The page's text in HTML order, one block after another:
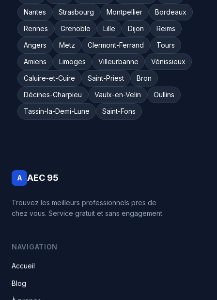
Nantes
Strasbourg Montpellier
Bordeaux
Rennes
Grenoble Lille Dijon
Reims
Angers
Metz Clermont-Ferrand
Tours
Amiens
Limoges Villeurbanne
Vénissieux
Caluire-et-Cuire
Saint-Priest
Bron
Décines-Charpieu
Vaulx-en-Velin
Oullins
Tassin-la-Demi-Lune
Saint-Fons
A AEC 95
Trouvez les meilleurs professionnels pres de
chez vous. Service gratuit et sans engagement.
NAVIGATION
Accueil
Blog